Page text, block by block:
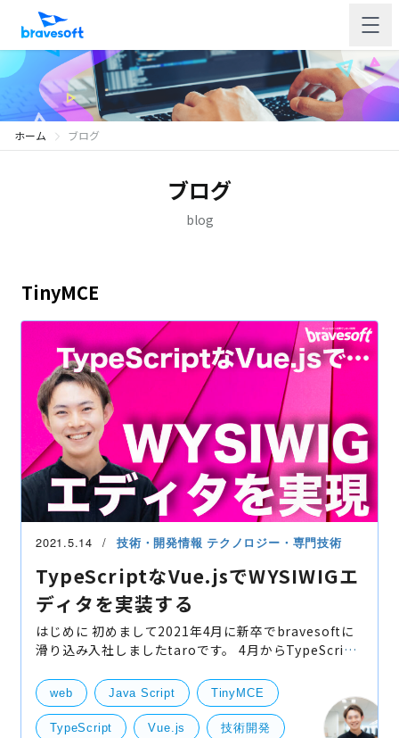
ホーム ブログ
ブログ
blog
TinyMCE
2021.5.14 技術・開発情報 テクノロジー・専門技術
TypeScriptなVue.jsでWYSIWIGエ
ディタを実装する
はじめに 初めまして2021年4月に新卒でbravesoftに
滑り込み入社しましたtaroです。 4月からTypeScript
回紹介する内容は、TypeScriptなVue.jsでWYSIWIGエ
ディタを
web Java Script TinyMCE
TypeScript Vue.js 技術開発